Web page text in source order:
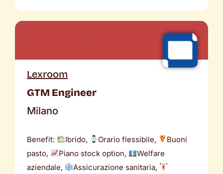
Lexroom
GTM Engineer
Milano
Benefit: Ibrido, Orario flessibile,
Buoni
pasto,
Piano stock option,
Welfare
aziendale,
Assicurazione sanitaria,